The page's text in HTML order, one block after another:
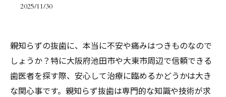
2025/11/30
親知らずの抜歯に、本当に不安や痛みはつきものなので
しょうか？特に大阪府池田市や大東市周辺で信頼できる
歯医者を探す際、安心して治療に臨めるかどうかは大き
な関心事です。親知らず抜歯は専門的な知識や技術が求